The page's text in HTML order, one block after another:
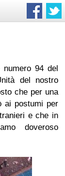
94 del
del nostro
che per una
ai postumi per
e che in
doveroso